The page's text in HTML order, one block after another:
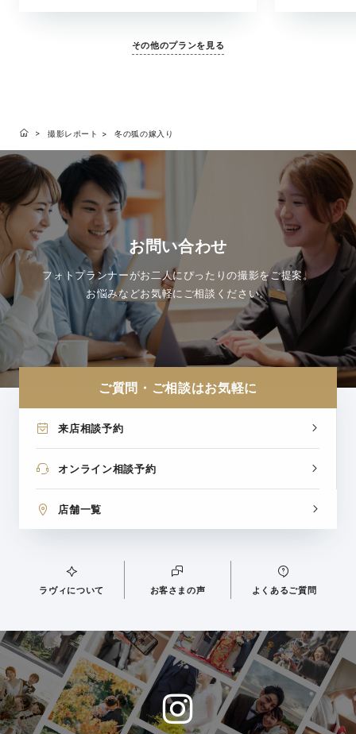
その他のプランを見る
撮影レポート 冬の狐の嫁入り
お問い合わせ
フォトプランナーがお二人にぴったりの撮影をご提案。
お悩みなどお気軽にご相談ください。
ご質問・ご相談はお気軽に
来店相談予約
オンライン相談予約
店舗一覧
ラヴィについて お客さまの声 よくあるご質問